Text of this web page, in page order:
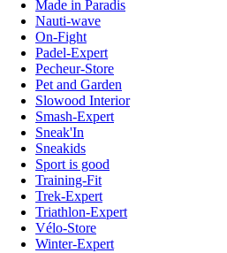
Made in Paradis
Nauti-wave
On-Fight
Padel-Expert
Pecheur-Store
Pet and Garden
Slowood Interior
Smash-Expert
Sneak'In
Sneakids
Sport is good
Training-Fit
Trek-Expert
Triathlon-Expert
Vélo-Store
Winter-Expert